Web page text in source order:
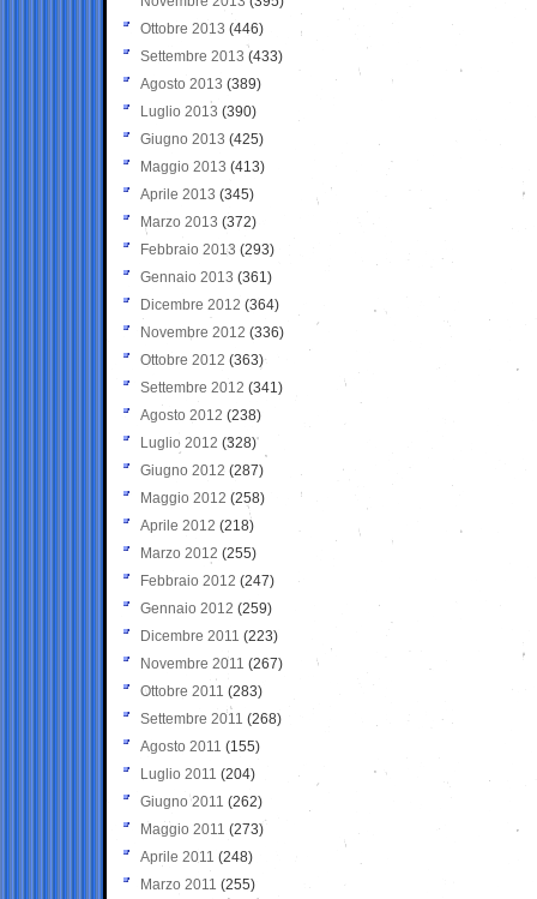
Ottobre 2013 (446)
Settembre 2013 (433)
Agosto 2013 (389)
Luglio 2013 (390)
Giugno 2013 (425)
Maggio 2013 (413)
Aprile 2013 (345)
Marzo 2013 (372)
Febbraio 2013 (293)
Gennaio 2013 (361)
Dicembre 2012 (364)
Novembre 2012 (336)
Ottobre 2012 (363)
Settembre 2012 (341)
Agosto 2012 (238)
Luglio 2012 (328)
Giugno 2012 (287)
Maggio 2012 (258)
Aprile 2012 (218)
Marzo 2012 (255)
Febbraio 2012 (247)
Gennaio 2012 (259)
Dicembre 2011 (223)
Novembre 2011 (267)
Ottobre 2011 (283)
Settembre 2011 (268)
Agosto 2011 (155)
Luglio 2011 (204)
Giugno 2011 (262)
Maggio 2011 (273)
Aprile 2011 (248)
Marzo 2011 (255)